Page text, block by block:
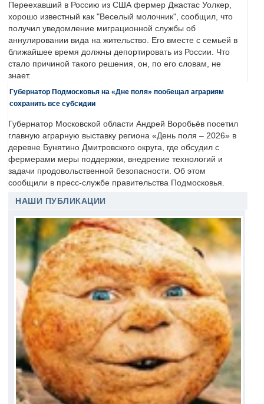
Переехавший в Россию из США фермер Джастас Уолкер,
хорошо известный как "Веселый молочник", сообщил, что
получил уведомление миграционной службы об
аннулировании вида на жительство. Его вместе с семьей в
ближайшее время должны депортировать из России. Что
стало причиной такого решения, он, по его словам, не
знает.
Губернатор Подмосковья на «Дне поля» пообещал аграриям
сохранить все субсидии
Губернатор Московской области Андрей Воробьёв посетил
главную аграрную выставку региона «День поля – 2026» в
деревне Бунятино Дмитровского округа, где обсудил с
фермерами меры поддержки, внедрение технологий и
задачи продовольственной безопасности. Об этом
сообщили в пресс-службе правительства Подмосковья.
НАШИ ПУБЛИКАЦИИ